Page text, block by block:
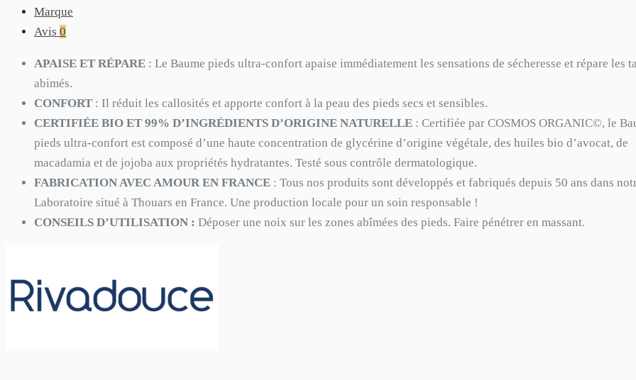
Marque
Avis 0
APAISE ET RÉPARE : Le Baume pieds ultra-confort apaise immédiatement les sensations de sécheresse et répare les
abimés.
CONFORT : Il réduit les callosités et apporte confort à la peau des pieds secs et sensibles.
CERTIFIÉE BIO ET 99% D’INGRÉDIENTS D’ORIGINE NATURELLE : Certifiée par COSMOS ORGANIC©, le
pieds ultra-confort est composé d’une haute concentration de glycérine d’origine végétale, des huiles bio d’avocat, de
macadamia et de jojoba aux propriétés hydratantes. Testé sous contrôle dermatologique.
FABRICATION AVEC AMOUR EN FRANCE : Tous nos produits sont développés et fabriqués depuis 50 ans dans
Laboratoire situé à Thouars en France. Une production locale pour un soin responsable !
CONSEILS D’UTILISATION : Déposer une noix sur les zones abîmées des pieds. Faire pénétrer en massant.